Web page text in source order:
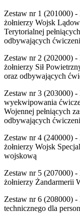
Zestaw nr 1 (201000)
żołnierzy Wojsk
Terytorialnej
odbywających
Zestaw nr 2 (202000)
żołnierzy Sił
oraz odbywających
Zestaw nr 3 (203000)
wyekwipowania
Wojennej pełniących
odbywających
Zestaw nr 4 (240000)
żołnierzy Wojsk
wojskową
Zestaw nr 5 (207000)
żołnierzy Żandarmerii
Zestaw nr 6 (208000)
technicznego dla